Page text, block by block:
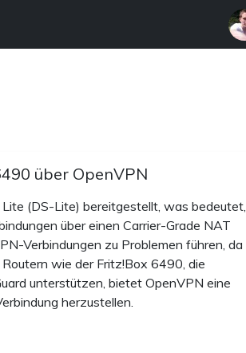
über OpenVPN
(DS-Lite) bereitgestellt, was bedeutet,
über einen Carrier-Grade NAT
Verbindungen zu Problemen führen, da
wie der Fritz!Box 6490, die
unterstützen, bietet OpenVPN eine
herzustellen.